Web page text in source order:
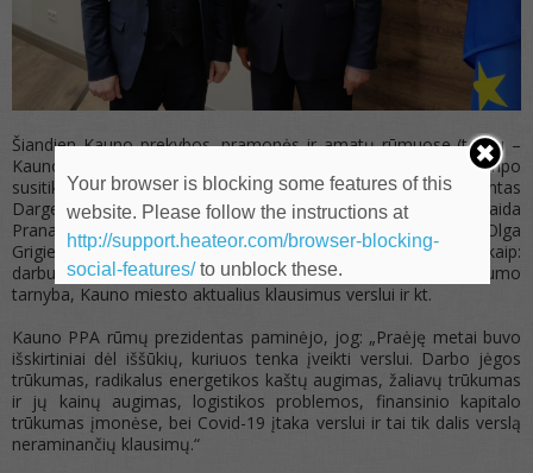
Šiandien Kauno prekybos, pramonės ir amatų rūmuose (toliau –
Kauno PPA rūmai) lankėsi Seimo narys Aurelijus Veryga. Trumpo
susitikimo metu Kauno PPA rūmų prezidentas Zigmantas
Dargevičius kartu su A. Veryga, Seimo nario patarėja Vaida
Pranarauskaite ir Kauno PPA rūmų generaline direktore Olga
Grigiene aptarė šiuo metu verslui aktualias temas, tokias kaip:
darbuotojų trūkumas, verslo bendradarbiavimas su Užimtumo
tarnyba, Kauno miesto aktualius klausimus verslui ir kt.
Kauno PPA rūmų prezidentas paminėjo, jog: „Praėję metai buvo
išskirtiniai dėl iššūkių, kuriuos tenka įveikti verslui. Darbo jėgos
trūkumas, radikalus energetikos kaštų augimas, žaliavų trūkumas
ir jų kainų augimas, logistikos problemos, finansinio kapitalo
trūkumas įmonėse, bei Covid-19 įtaka verslui ir tai tik dalis verslą
neraminančių klausimų.“
Your browser is blocking some features of this
website. Please follow the instructions at
http://support.heateor.com/browser-blocking-
social-features/to unblock these.